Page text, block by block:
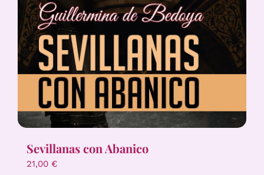
Sevillanas con Abanico
21,00 €